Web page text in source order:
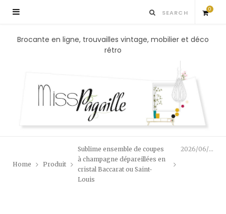
0
S
p
Brocante en ligne, trouvailles vintage, mobilier et déco
rétro
Home Produit
Sublime ensemble de coupes
à champagne dépareillées en
cristal Baccarat ou Saint-
Louis
2026/06/1000051889-scaled.jpg